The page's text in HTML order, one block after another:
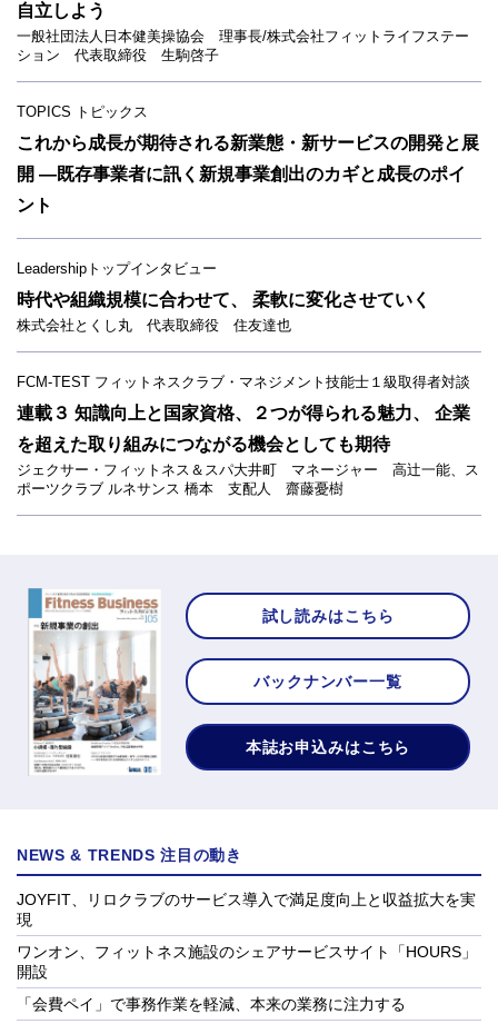
試し読みはこちら
バックナンバー一覧
本誌お申込みはこちら
自立しよう
一般社団法人日本健美操協会 理事長/株式会社フィットライフステー
ション 代表取締役 生駒啓子
TOPICS トピックス
これから成長が期待される新業態・新サービスの開発と展
開 ―既存事業者に訊く新規事業創出のカギと成長のポイ
ント
Leadershipトップインタビュー
時代や組織規模に合わせて、 柔軟に変化させていく
株式会社とくし丸 代表取締役 住友達也
FCM-TEST フィットネスクラブ・マネジメント技能士１級取得者対談
連載３ 知識向上と国家資格、２つが得られる魅力、 企業
を超えた取り組みにつながる機会としても期待
ジェクサー・フィットネス＆スパ大井町 マネージャー 高辻一能、ス
ポーツクラブ ルネサンス 橋本 支配人 齋藤憂樹
NEWS & TRENDS 注目の動き
JOYFIT、リロクラブのサービス導入で満足度向上と収益拡大を実
現
ワンオン、フィットネス施設のシェアサービスサイト「HOURS」
開設
「会費ペイ」で事務作業を軽減、本来の業務に注力する